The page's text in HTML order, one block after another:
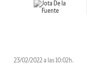
23/02/2022 a las 10:02h.